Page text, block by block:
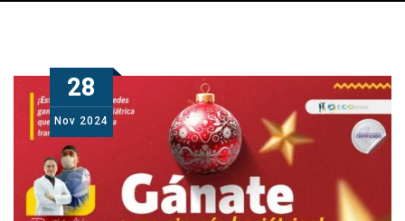
28
Nov 2024